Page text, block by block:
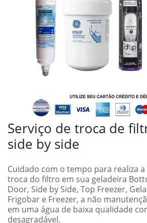
Serviço de troca de
side by side
Cuidado com o tempo para realiza a
troca do filtro em sua geladeira
Door, Side by Side, Top Freezer,
Frigobar e Freezer, a não
em uma água de baixa qualidade
desagradável.